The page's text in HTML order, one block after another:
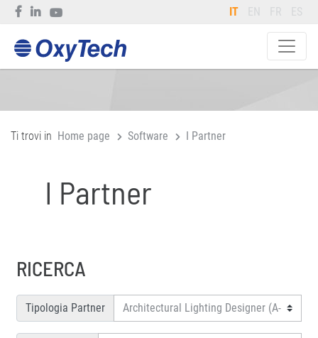
IT EN FR ES
Ti trovi in Home page Software I Partner
I Partner
RICERCA
Tipologia Partner